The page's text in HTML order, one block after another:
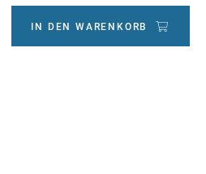
IN DEN WARENKORB